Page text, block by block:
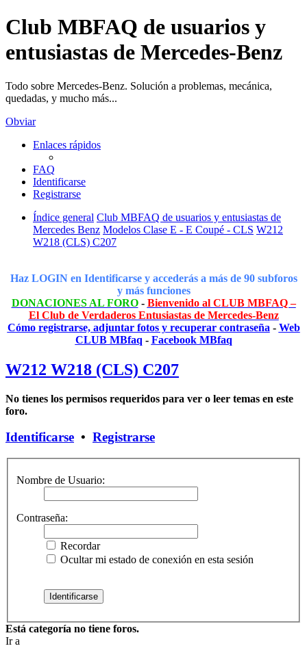
Club MBFAQ de usuarios y
entusiastas de Mercedes-Benz
Todo sobre Mercedes-Benz. Solución a problemas, mecánica,
quedadas, y mucho más...
Obviar
Enlaces rápidos
FAQ
Identificarse
Registrarse
Índice general Club MBFAQ de usuarios y entusiastas de
Mercedes Benz Modelos Clase E - E Coupé - CLS W212
W218 (CLS) C207
Haz LOGIN en Identificarse y accederás a más de 90 subforos
y más funciones
DONACIONES AL FORO- Bienvenido al CLUB MBFAQ –
El Club de Verdaderos Entusiastas de Mercedes-Benz
Cómo registrarse, adjuntar fotos y recuperar contraseña - Web
CLUB MBfaq - Facebook MBfaq
W212 W218 (CLS) C207
No tienes los permisos requeridos para ver o leer temas en este
foro.
Identificarse • Registrarse
Nombre de Usuario:
Contraseña:
Recordar
Ocultar mi estado de conexión en esta sesión
Está categoría no tiene foros.
Ir a